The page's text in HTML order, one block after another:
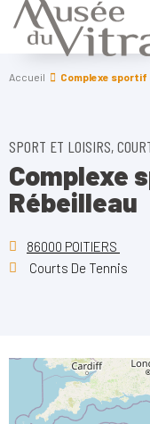
Accueil Complexe sportif
SPORT ET LOISIRS,
Complexe
Rébeilleau
86000 POITIERS
Courts De Tennis